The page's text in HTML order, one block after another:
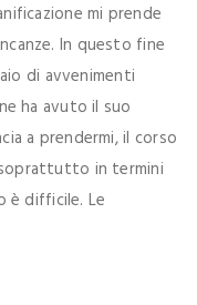
mi prende
In questo fine
di avvenimenti
ha avuto il suo
a prendermi, il corso
in termini
è difficile. Le